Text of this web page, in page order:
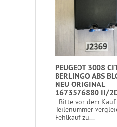
PEUGEOT 3008
BERLINGO ABS
NEU ORIGINAL
1673576880 II/
Bitte vor dem Kauf
Teilenummer
Fehlkauf zu...